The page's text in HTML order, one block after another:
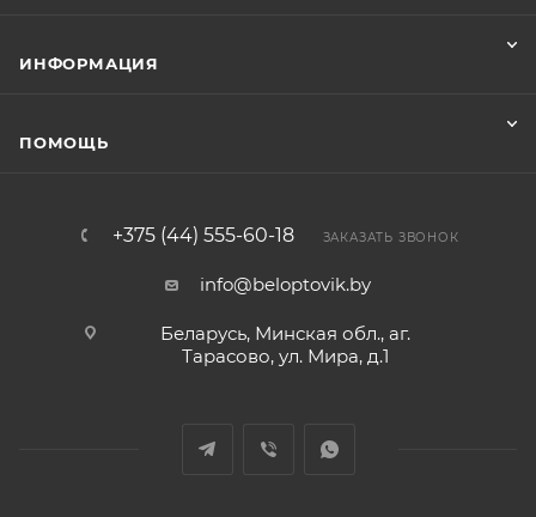
ИНФОРМАЦИЯ
ПОМОЩЬ
+375 (44) 555-60-18 ЗАКАЗАТЬ ЗВОНОК
info@beloptovik.by
Беларусь, Минская обл., аг.
Тарасово, ул. Мира, д.1